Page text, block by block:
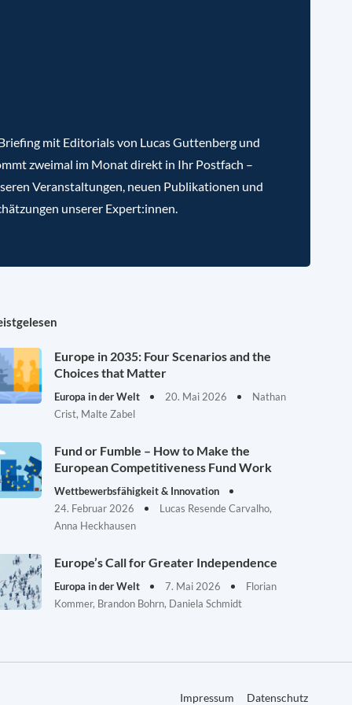
mit Editorials von Lucas Guttenberg und
zweimal im Monat direkt in Ihr Postfach –
Veranstaltungen, neuen Publikationen und
unserer Expert:innen.
Europe in 2035: Four Scenarios and the
Choices that Matter
Europa in der Welt 20. Mai 2026
Nathan
Crist, Malte Zabel
Fund or Fumble – How to Make the
European Competitiveness Fund Work
Wettbewerbsfähigkeit & Innovation
24. Februar 2026
Lucas Resende Carvalho,
Anna Heckhausen
Europe’s Call for Greater Independence
Europa in der Welt 7. Mai 2026
Florian
Kommer, Brandon Bohrn, Daniela Schmidt
Impressum Datenschutz